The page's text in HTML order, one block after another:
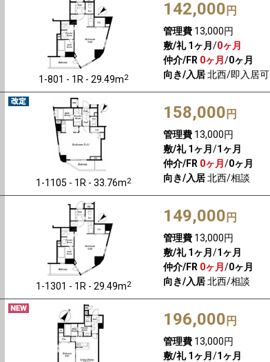
1-801 - 1R - 29.49m2
142,000 円
管理費13,000円
敷/礼 1ヶ月 /0ヶ月
仲介/FR 0ヶ月 /0ヶ月
向き/入居北西/即入居可
1-1105 - 1R - 33.76m2
158,000 円
管理費13,000円
敷/礼 1ヶ月 /1ヶ月
仲介/FR 0ヶ月 /0ヶ月
向き/入居北西/相談
1-1301 - 1R - 29.49m2
149,000 円
管理費13,000円
敷/礼 1ヶ月 /1ヶ月
仲介/FR 0ヶ月 /0ヶ月
向き/入居北西/相談
196,000 円
管理費13,000円
敷/礼 1ヶ月 /1ヶ月